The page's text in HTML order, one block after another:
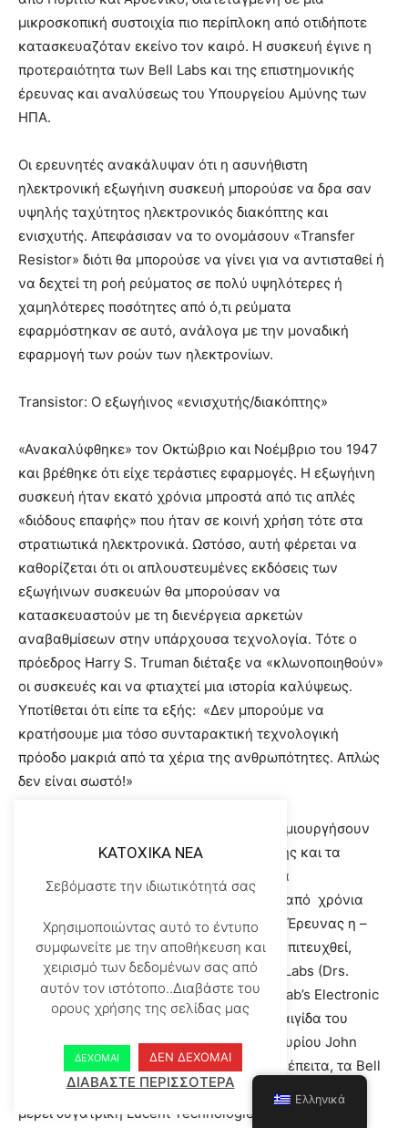
μικροσκοπική συστοιχία πιο περίπλοκη από οτιδήποτε
κατασκευαζόταν εκείνο τον καιρό. Η συσκευή έγινε η
προτεραιότητα των Bell Labs και της επιστημονικής
έρευνας και αναλύσεως του Υπουργείου Αμύνης των
ΗΠΑ.
Οι ερευνητές ανακάλυψαν ότι η ασυνήθιστη
ηλεκτρονική εξωγήινη συσκευή μπορούσε να δρα σαν
υψηλής ταχύτητος ηλεκτρονικός διακόπτης και
ενισχυτής. Απεφάσισαν να το ονομάσουν «Transfer
Resistor» διότι θα μπορούσε να γίνει για να αντισταθεί ή
να δεχτεί τη ροή ρεύματος σε πολύ υψηλότερες ή
χαμηλότερες ποσότητες από ό,τι ρεύματα
εφαρμόστηκαν σε αυτό, ανάλογα με την μοναδική
εφαρμογή των ροών των ηλεκτρονίων.
Transistor: Ο εξωγήινος «ενισχυτής/διακόπτης»
«Ανακαλύφθηκε» τον Οκτώβριο και Νοέμβριο του 1947
και βρέθηκε ότι είχε τεράστιες εφαρμογές. Η εξωγήινη
συσκευή ήταν εκατό χρόνια μπροστά από τις απλές
«διόδους επαφής» που ήταν σε κοινή χρήση τότε στα
στρατιωτικά ηλεκτρονικά. Ωστόσο, αυτή φέρεται να
καθορίζεται ότι οι απλουστευμένες εκδόσεις των
εξωγήινων συσκευών θα μπορούσαν να
κατασκευαστούν με τη διενέργεια αρκετών
αναβαθμίσεων στην υπάρχουσα τεχνολογία. Τότε ο
πρόεδρος Harry S. Truman διέταξε να «κλωνοποιηθούν»
οι συσκευές και να φτιαχτεί μια ιστορία καλύψεως.
Υποτίθεται ότι είπε τα εξής: «Δεν μπορούμε να
κρατήσουμε μια τόσο συνταρακτική τεχνολογική
πρόοδο μακριά από τα χέρια της ανθρωπότητες. Απλώς
δεν είναι σωστό!»
Στα μέσα Δεκεμβρίου του 1947, για να δημιουργήσουν
μια πιστευτή ιστορία, το Υπουργείο Αμύνης και τα
εργαστήρια Bell κατασκεύασαν μια σειρά
ανακοινώσεων τύπου που έλεγαν: Μετά από χρόνια
Μακράς και Εκτεταμένης Επιστημονικής Έρευνας η –
εφεύρεση του Transistor είχε επιτέλους επιτευχθεί,
υποθετικά από τους ερευνητές των Bell Labs (Drs.
Shockley, Bardeen και Brattain, στο Bell Lab’s Electronic
Circuits Research Center, κάτω από την αιγίδα του
μάγου αντιπροέδρου της Bell Labs Vice κυρίου John
«Jack» Morton. Από αυτήν την εποχή και έπειτα, τα Bell
Labs στα χέρια της διάδοχου εταιρείας AT&T και η εν
μέρει θυγατρική Lucent Technologies, συνέχισαν να
KATOXIKA NEA
Σεβόμαστε την ιδιωτικότητά σας
Χρησιμοποιώντας αυτό το έντυπο
συμφωνείτε με την αποθήκευση και
χειρισμό των δεδομένων σας από
αυτόν τον ιστότοπο..Διαβάστε του
ορους χρήσης της σελίδας μας
ΔΕΧΟΜΑΙ ΔΕΝ ΔΕΧΟΜΑΙ
ΔΙΑΒΑΣΤΕ ΠΕΡΙΣΣΟΤΕΡΑ
Ελληνικά